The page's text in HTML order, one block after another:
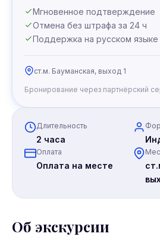
Длительность
2 часа
Оплата
Оплата на месте
Об экскурсии
Мгновенное подтверждение
Отмена без штрафа за 24 ч
Поддержка на русском языке
ст.м. Бауманская, выход 1
Бронирование через партнёрский